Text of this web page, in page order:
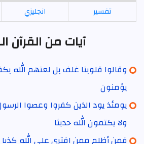
تفسير
انجليزي
آيات من القرآن
وقالوا قلوبنا غلف بل لعنهم الله
يؤمنون
يومئذ يود الذين كفروا وعصوا
ولا يكتمون الله حديثا
فمن أظلم ممن افترى على الله كذبا